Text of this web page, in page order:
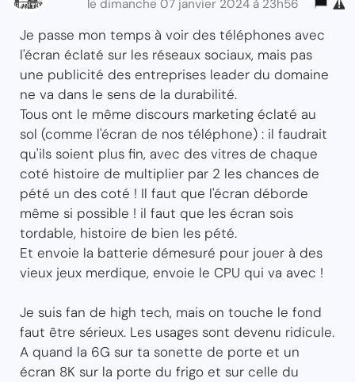
le dimanche 07 janvier 2024 à 23h56
Je passe mon temps à voir des téléphones avec
l'écran éclaté sur les réseaux sociaux, mais pas
une publicité des entreprises leader du domaine
ne va dans le sens de la durabilité.
Tous ont le même discours marketing éclaté au
sol (comme l'écran de nos téléphone) : il faudrait
qu'ils soient plus fin, avec des vitres de chaque
coté histoire de multiplier par 2 les chances de
pété un des coté ! Il faut que l'écran déborde
même si possible ! il faut que les écran sois
tordable, histoire de bien les pété.
Et envoie la batterie démesuré pour jouer à des
vieux jeux merdique, envoie le CPU qui va avec !
Je suis fan de high tech, mais on touche le fond
faut être sérieux. Les usages sont devenu ridicule.
A quand la 6G sur ta sonette de porte et un
écran 8K sur la porte du frigo et sur celle du